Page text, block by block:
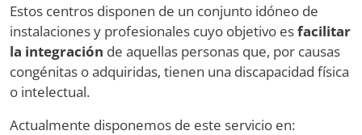
Estos centros disponen de un conjunto idóneo de
instalaciones y profesionales cuyo objetivo esfacilitar
la integración de aquellas personas que, por causas
congénitas o adquiridas, tienen una discapacidad física
o intelectual.
Actualmente disponemos de este servicio en: